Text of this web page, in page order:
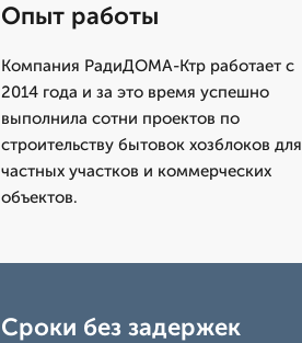
Опыт работы
Компания РадиДОМА-Ктр работает с
2014 года и за это время успешно
выполнила сотни проектов по
строительству бытовок хозблоков для
частных участков и коммерческих
объектов.
Сроки без задержек